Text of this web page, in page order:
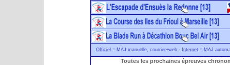
Officiel = MAJ manuelle, courrier+web - Internet = MAJ
Toutes les prochaines épreuves